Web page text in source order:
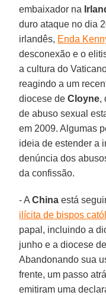
embaixador na
duro ataque no dia
irlandês, Enda
desconexão e o
a cultura do
reagindo a um
diocese deCloyne,
de abuso sexual
em 2009. Algumas
ideia de estender a
denúncia dos
da confissão.
- AChina está
ilícita de bispos
papal, incluindo a
junho e a diocese
Abandonando sua
frente, um passo
emitiram uma